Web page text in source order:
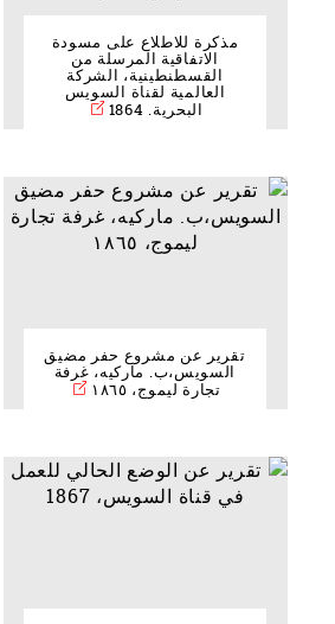
مذكرة للاطلاع على مسودة
الاتفاقية المرسلة من
القسطنطينية، الشركة
العالمية لقناة السويس
البحرية. 1864
تقرير عن مشروع حفر مضيق
السويس،ب. ماركيه، غرفة
تجارة ليموج، ١٨٦٥